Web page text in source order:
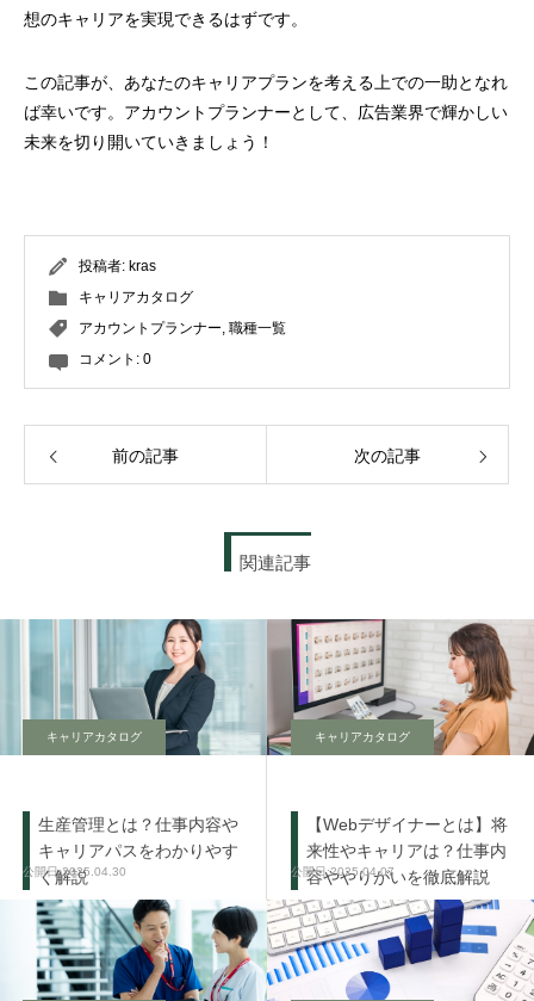
想のキャリアを実現できるはずです。
この記事が、あなたのキャリアプランを考える上での一助となれ
ば幸いです。アカウントプランナーとして、広告業界で輝かしい
未来を切り開いていきましょう！
投稿者: kras
キャリアカタログ
アカウントプランナー, 職種一覧
コメント: 0
前の記事 次の記事
関連記事
キャリアカタログ
生産管理とは？仕事内容や
キャリアパスをわかりやす
く解説2025.04.30
キャリアカタログ
【Webデザイナーとは】将
来性やキャリアは？仕事内
容ややりがいを徹底解説
2025.04.07